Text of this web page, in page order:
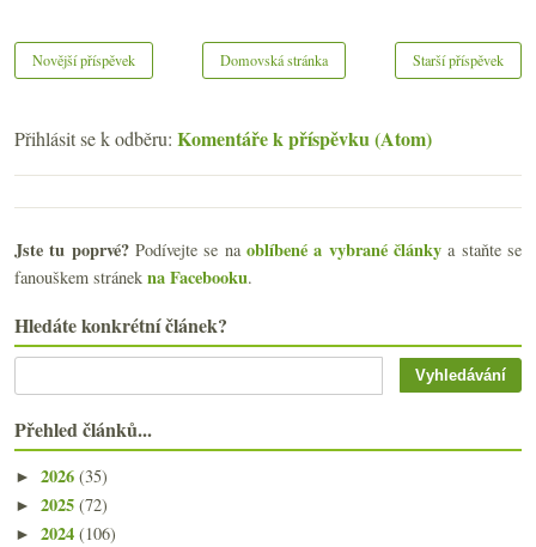
Novější příspěvek Starší příspěvek
Domovská stránka
Přihlásit se k odběru: Komentáře k příspěvku (Atom)
Jste tu poprvé?Podívejte se naoblíbené a vybrané články a staňte se
fanouškem stránek na Facebooku.
Hledáte konkrétní článek?
Přehled článků...
► 2026 (35)
► 2025 (72)
► 2024 (106)